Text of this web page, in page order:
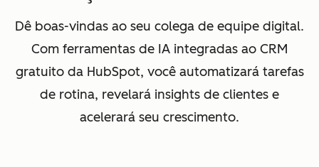
Dê boas-vindas ao seu colega de equipe digital.
Com ferramentas de IA integradas ao CRM
gratuito da HubSpot, você automatizará tarefas
de rotina, revelará insights de clientes e
acelerará seu crescimento.